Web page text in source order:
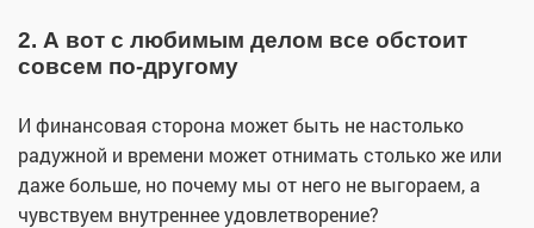
2. А вот с любимым делом все обстоит
совсем по-другому
И финансовая сторона может быть не настолько
радужной и времени может отнимать столько же или
даже больше, но почему мы от него не выгораем, а
чувствуем внутреннее удовлетворение?